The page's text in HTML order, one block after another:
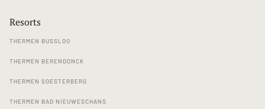
Resorts
THERMEN BUSSLOO
THERMEN BERENDONCK
THERMEN SOESTERBERG
THERMEN BAD NIEUWESCHANS